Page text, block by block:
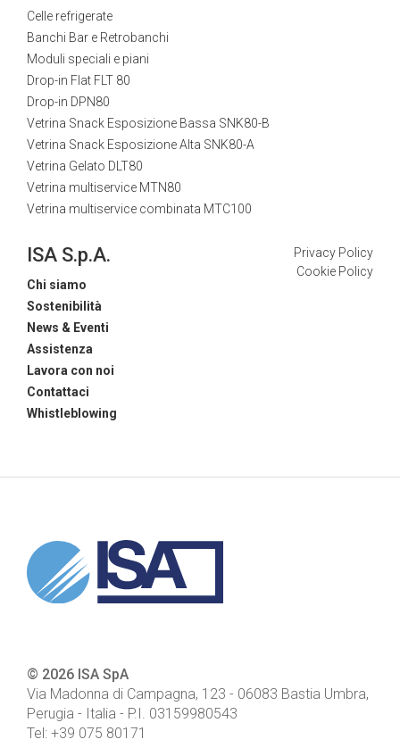
Celle refrigerate
Banchi Bar e Retrobanchi
Moduli speciali e piani
Drop-in Flat FLT 80
Drop-in DPN80
Vetrina Snack Esposizione Bassa SNK80-B
Vetrina Snack Esposizione Alta SNK80-A
Vetrina Gelato DLT80
Vetrina multiservice MTN80
Vetrina multiservice combinata MTC100
ISA S.p.A.
Chi siamo
Sostenibilità
News & Eventi
Assistenza
Lavora con noi
Contattaci
Whistleblowing
Privacy Policy
Cookie Policy
© 2026 ISA SpA
Via Madonna di Campagna, 123 - 06083 Bastia Umbra,
Perugia - Italia - P.I. 03159980543
Tel: +39 075 80171